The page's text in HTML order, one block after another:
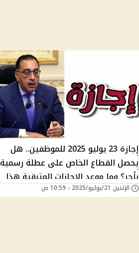
إجازة 23 يوليو 2025 للموظفين.. هل
يحصل القطاع الخاص على عطلة رسمية
بأجر؟ وما موعد الإجازات المتبقية هذا
العام؟
الإثنين 21/يوليو/2025 - 10:59 ص